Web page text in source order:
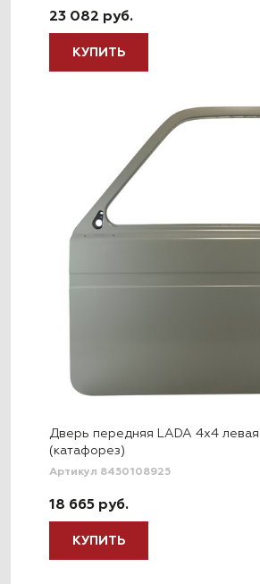
23 082 руб.
КУПИТЬ
Дверь передняя LADA 4x4
(катафорез)
Артикул 8450108925
18 665 руб.
КУПИТЬ